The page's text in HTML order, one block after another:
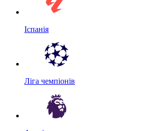
Іспанія
Ліга чемпіонів